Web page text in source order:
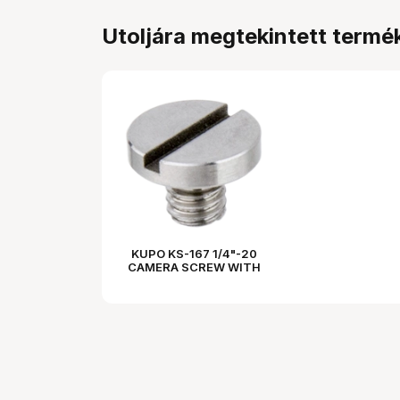
Utoljára megtekintett
KUPO KS-167 1/4"-20
CAMERA SCREW WITH